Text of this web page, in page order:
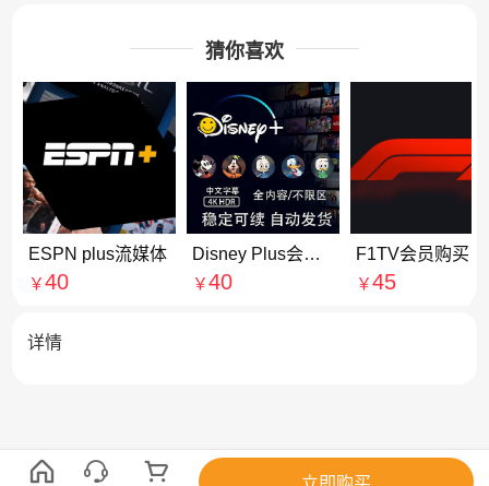
猜你喜欢
ESPN plus流媒体
￥40
Disney Plus会员合租拼车
￥40
￥45
详情